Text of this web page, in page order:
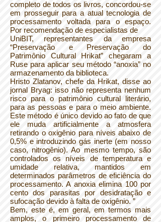
completo de todos os livros, concordou-se
em prosseguir para a atual tecnologia de
processamento voltada para o espaço.
Por recomendação de especialistas de
UniBIT, representantes da empresa
“Preservação e Preservação do
Patrimônio Cultural Hrikat” chegaram a
Ruse para aplicar seu método “anoxia” no
armazenamento da biblioteca.
Hristo Zlatanov, chefe da Hrikat, disse ao
jornal Bryag: isso não representa nenhum
risco para o patrimônio cultural literário,
para as pessoas e para o meio ambiente.
Este método é único devido ao fato de que
ele muda artificialmente a atmosfera
retirando o oxigênio para níveis abaixo de
0,5% e introduzindo gás inerte (em nosso
caso, nitrogênio). Ao mesmo tempo, são
controlados os níveis de temperatura e
umidade relativa, mantidos em
determinados parâmetros de eficiência do
processamento. A anoxia elimina 100 por
cento dos parasitas por desidratação e
sufocação devido à falta de oxigênio. ”
Bem, este é, em geral, em termos mais
amplos, o primeiro processamento de